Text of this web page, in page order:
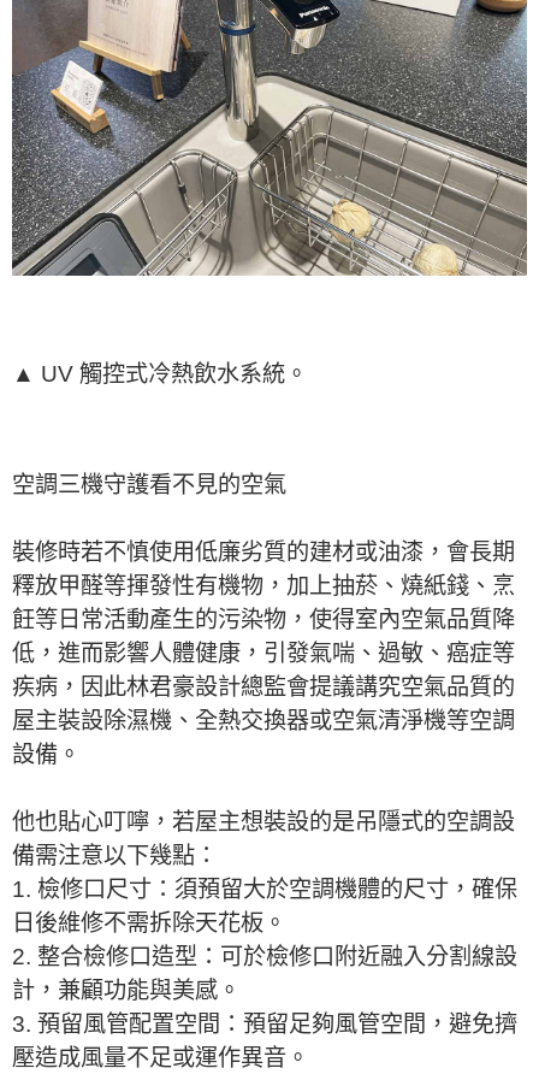
▲ UV 觸控式冷熱飲水系統。
空調三機守護看不見的空氣
裝修時若不慎使用低廉劣質的建材或油漆，會長期
釋放甲醛等揮發性有機物，加上抽菸、燒紙錢、烹
飪等日常活動產生的污染物，使得室內空氣品質降
低，進而影響人體健康，引發氣喘、過敏、癌症等
疾病，因此林君豪設計總監會提議講究空氣品質的
屋主裝設除濕機、全熱交換器或空氣清淨機等空調
設備。
他也貼心叮嚀，若屋主想裝設的是吊隱式的空調設
備需注意以下幾點：
1. 檢修口尺寸：須預留大於空調機體的尺寸，確保
日後維修不需拆除天花板。
2. 整合檢修口造型：可於檢修口附近融入分割線設
計，兼顧功能與美感。
3. 預留風管配置空間：預留足夠風管空間，避免擠
壓造成風量不足或運作異音。